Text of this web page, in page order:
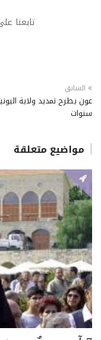
تابعنا
السابق
سنوات
مواضيع متعلقة